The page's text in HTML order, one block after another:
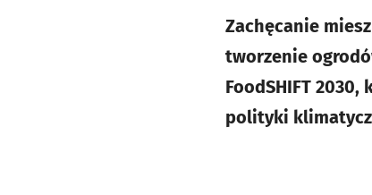
Zachęcanie
tworzenie
FoodSHIFT
polityki